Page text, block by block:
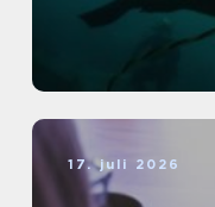
17. juli 2026